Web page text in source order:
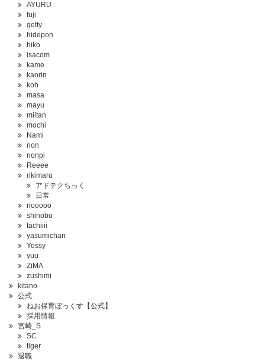
AYURU
fuji
getty
hidepon
hiko
isacom
kame
kaorin
koh
masa
mayu
miitan
mochi
Nami
non
nonpi
Reeee
rikimaru
アドテクちっく
日常
riooooo
shinobu
tachiiii
yasumichan
Yossy
yuu
ZiMA
zushimi
kitano
公式
ねお保育ぼっくす【公式】
採用情報
宮崎_S
SC
tiger
退職